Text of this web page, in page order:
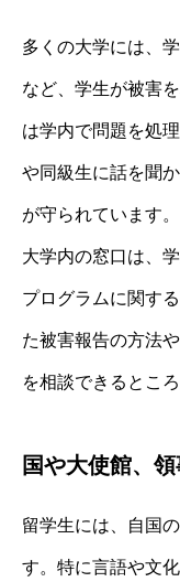
多くの大学には、
など、学生が被害
は学内で問題を処
や同級生に話を聞
が守られています。
大学内の窓口は、
プログラムに関す
た被害報告の方法
を相談できるとこ
国や大使館、
留学生には、自国
す。特に言語や文